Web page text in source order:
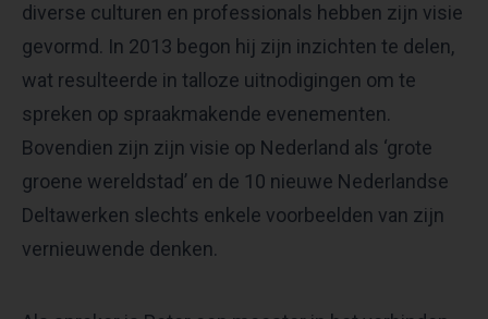
diverse culturen en professionals hebben zijn visie
gevormd. In 2013 begon hij zijn inzichten te delen,
wat resulteerde in talloze uitnodigingen om te
spreken op spraakmakende evenementen.
Bovendien zijn zijn visie op Nederland als ‘grote
groene wereldstad’ en de 10 nieuwe Nederlandse
Deltawerken slechts enkele voorbeelden van zijn
vernieuwende denken.